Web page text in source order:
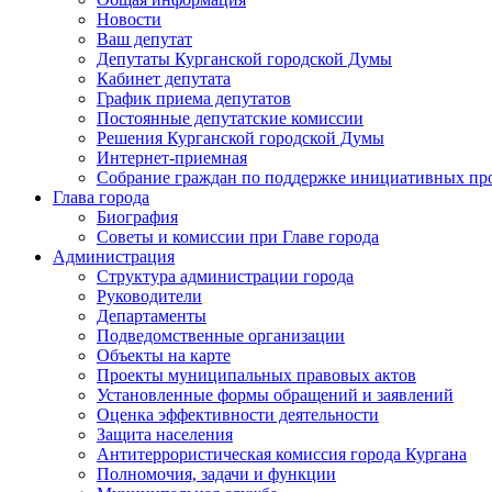
Новости
Ваш депутат
Депутаты Курганской городской Думы
Кабинет депутата
График приема депутатов
Постоянные депутатские комиссии
Решения Курганской городской Думы
Интернет-приемная
Собрание граждан по поддержке инициативных
Глава города
Биография
Советы и комиссии при Главе города
Администрация
Структура администрации города
Руководители
Департаменты
Подведомственные организации
Объекты на карте
Проекты муниципальных правовых актов
Установленные формы обращений и заявлений
Оценка эффективности деятельности
Защита населения
Антитеррористическая комиссия города Кургана
Полномочия, задачи и функции